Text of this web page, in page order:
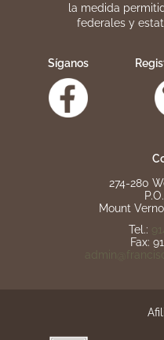
la medida
federales y
Síganos
274-280
Mount
Tel.:
Fax: